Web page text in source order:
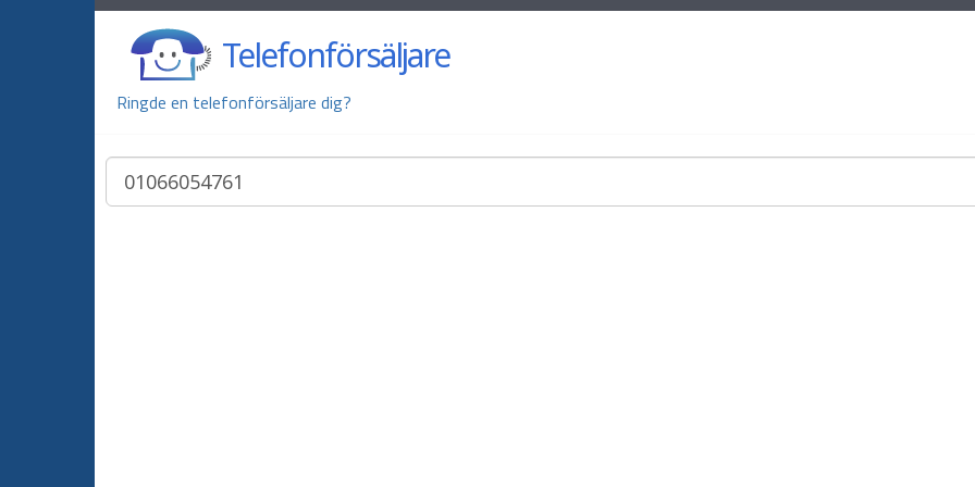
Telefonförsäljare
Ringde en telefonförsäljare dig?